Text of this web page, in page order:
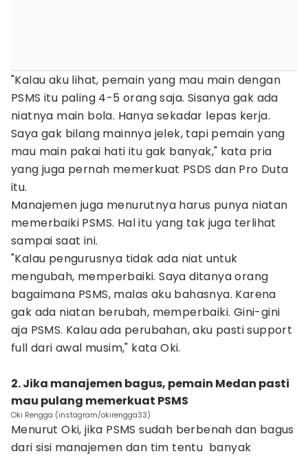
"Kalau aku lihat, pemain yang mau main dengan
PSMS itu paling 4-5 orang saja. Sisanya gak ada
niatnya main bola. Hanya sekadar lepas kerja.
Saya gak bilang mainnya jelek, tapi pemain yang
mau main pakai hati itu gak banyak," kata pria
yang juga pernah memerkuat PSDS dan Pro Duta
itu.
Manajemen juga menurutnya harus punya niatan
memerbaiki PSMS. Hal itu yang tak juga terlihat
sampai saat ini.
"Kalau pengurusnya tidak ada niat untuk
mengubah, memperbaiki. Saya ditanya orang
bagaimana PSMS, malas aku bahasnya. Karena
gak ada niatan berubah, memperbaiki. Gini-gini
aja PSMS. Kalau ada perubahan, aku pasti support
full dari awal musim," kata Oki.
2. Jika manajemen bagus, pemain Medan pasti
mau pulang memerkuat PSMS
Oki Rengga (instagram/okirengga33)
Menurut Oki, jika PSMS sudah berbenah dan bagus
dari sisi manajemen dan tim tentu banyak